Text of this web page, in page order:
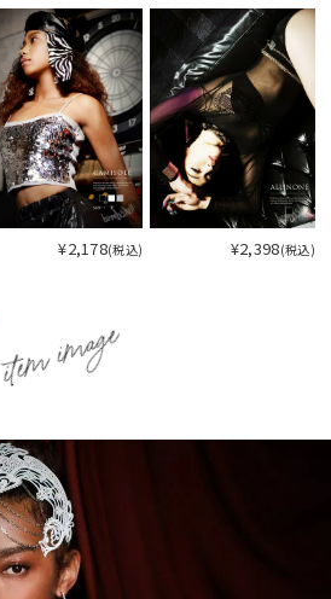
¥2,178(税込) ¥2,398(税込)
item image